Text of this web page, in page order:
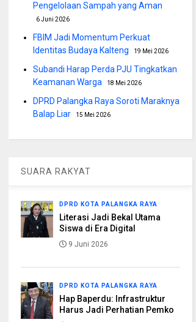
Pengelolaan Sampah yang Aman
6 Juni 2026
FBIM Jadi Momentum Perkuat
Identitas Budaya Kalteng
19 Mei 2026
Subandi Harap Perda PJU Tingkatkan
Keamanan Warga
18 Mei 2026
DPRD Palangka Raya Soroti Maraknya
Balap Liar
15 Mei 2026
SUARA RAKYAT
DPRD KOTA PALANGKA RAYA
Literasi Jadi Bekal Utama
Siswa di Era Digital
9 Juni 2026
DPRD KOTA PALANGKA RAYA
Hap Baperdu: Infrastruktur
Harus Jadi Perhatian Pemko